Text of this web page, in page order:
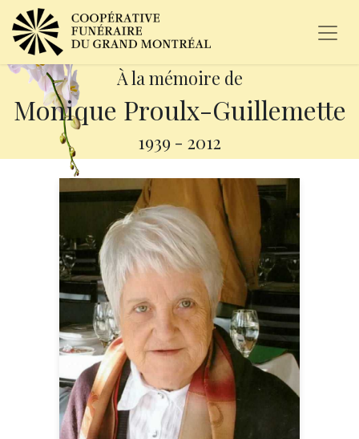
À la mémoire de
Monique Proulx-Guillemette
1939 - 2012